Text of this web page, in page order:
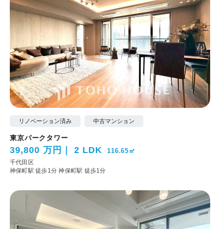
リノベーション済み 中古マンション
東京パークタワー
39,800 万円 2 LDK 116.65㎡
千代田区
神保町駅 徒歩1分神保町駅 徒歩1分